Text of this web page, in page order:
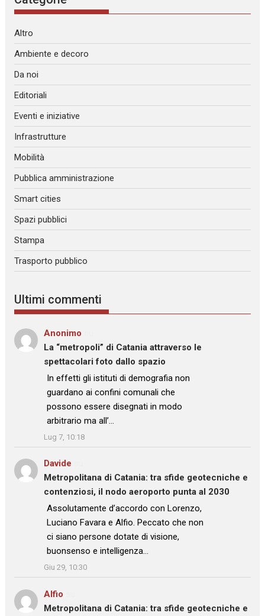
Altro
Ambiente e decoro
Da noi
Editoriali
Eventi e iniziative
Infrastrutture
Mobilità
Pubblica amministrazione
Smart cities
Spazi pubblici
Stampa
Trasporto pubblico
Ultimi commenti
Anonimo
La “metropoli” di Catania attraverso le
spettacolari foto dallo spazio
: “
In effetti gli istituti di demografia non
guardano ai confini comunali che
possono essere disegnati in modo
arbitrario ma all’…
”
Lug 7, 10:18
Davide
Metropolitana di Catania: tra sfide geotecniche e
contenziosi, il nodo aeroporto punta al 2030
: “
Assolutamente d’accordo con Lorenzo,
Luciano Favara e Alfio. Peccato che non
ci siano persone dotate di visione,
buonsenso e intelligenza…
”
Giu 29, 10:30
Alfio
Metropolitana di Catania: tra sfide geotecniche e